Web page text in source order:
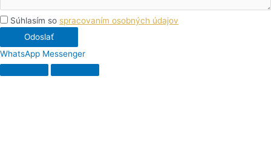
Súhlasím so spracovaním osobných údajov
Odoslať
WhatsApp Messenger